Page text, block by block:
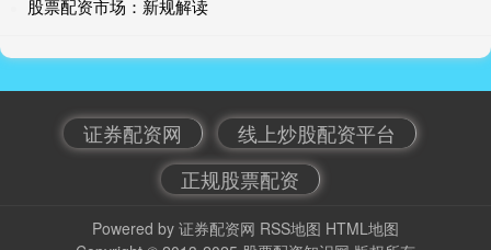
股票配资市场：新规解读
证券配资网
线上炒股配资平台
正规股票配资
Powered by 证券配资网 RSS地图 HTML地图